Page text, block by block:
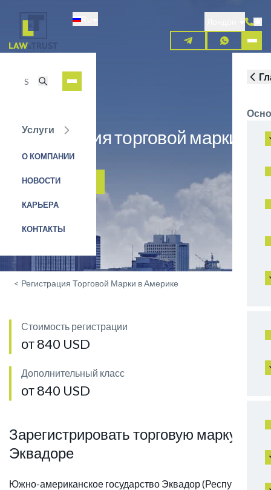
основному
содержанию
Услуги
О КОМПАНИИ
НОВОСТИ
КАРЬЕРА
КОНТАКТЫ
Регистрация торговой марки в
Эквадоре
ЗАЯВКА НА УСЛУГУ
< Регистрация Торговой Марки в Америке
Стоимость регистрации
от 840 USD
Дополнительный класс
от 840 USD
Зарегистрировать торговую марку в
Эквадоре
Южно-американское государство Эквадор (Республика